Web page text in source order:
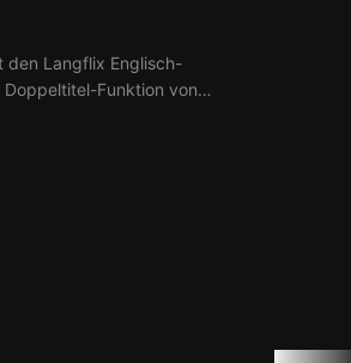
den Langflix Englisch-
Funktion von